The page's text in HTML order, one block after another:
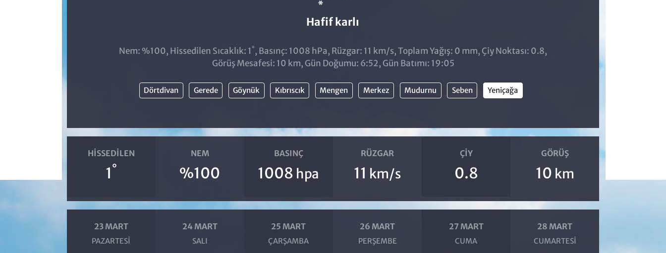
Hafif karlı
Nem: %100, Hissedilen Sıcaklık: 1 °, Basınç: 1008 hPa, Rüzgar: 11 km/s, Toplam Yağış: 0 mm, Çiy Noktası: 0.8,
Görüş Mesafesi: 10 km, Gün Doğumu: 6:52, Gün Batımı: 19:05
Dörtdivan Gerede Göynük Kıbrıscık Mengen Merkez Mudurnu Seben Yeniçağa
HISSEDILEN
1°
NEM
%100
BASINÇ
1008 hpa
RÜZGAR
11 km/s
ÇIY
0.8
GÖRÜŞ
10 km
23 MART
PAZARTESI
24 MART
SALI
25 MART
ÇARŞAMBA
26 MART
PERŞEMBE
27 MART
CUMA
28 MART
CUMARTESI